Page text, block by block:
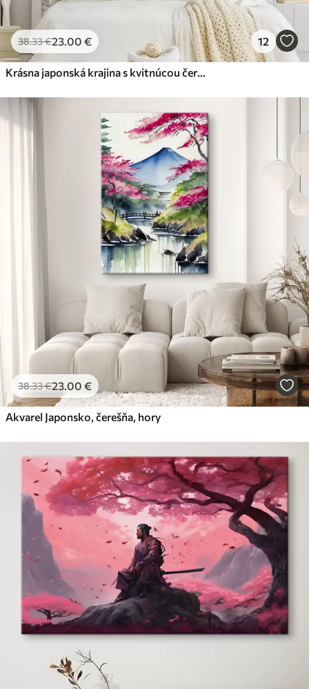
38.33€23.00 € 12
Krásna japonská krajina s kvitnúcou čerešňou a domom na jazere
38.33€23.00 €
Akvarel Japonsko, čerešňa, hory